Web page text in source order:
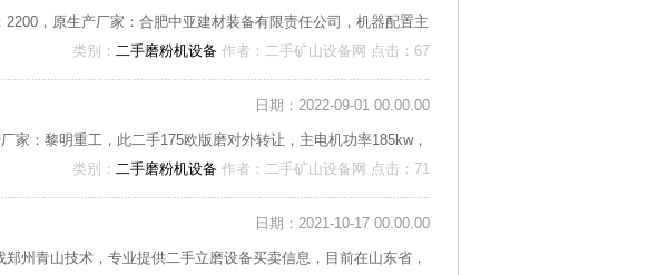
，原生产厂家：合肥中亚建材装备有限责任公司，机器配置主
类别： 二手磨粉机设备 作者：二手矿山设备网 点击：67
日期：2022-09-01 00.00.00
家：黎明重工，此二手175欧版磨对外转让，主电机功率185kw，
类别： 二手磨粉机设备 作者：二手矿山设备网 点击：71
日期：2021-10-17 00.00.00
州青山技术，专业提供二手立磨设备买卖信息，目前在山东省，